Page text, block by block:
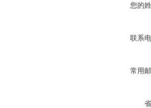
您的
联系
常用